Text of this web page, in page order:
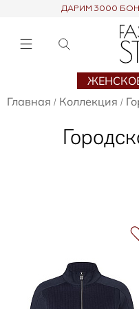
ДАРИМ 3000
Главная / Коллекция /